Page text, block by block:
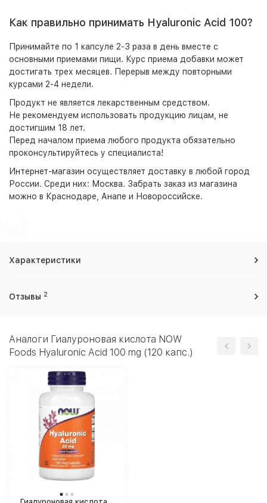
Как правильно принимать Hyaluronic Acid 100?
Принимайте по 1 капсуле 2-3 раза в день вместе с
основными приемами пищи. Курс приема добавки может
достигать трех месяцев. Перерыв между повторными
курсами 2-4 недели.
Продукт не является лекарственным средством.
Не рекомендуем использовать продукцию лицам, не
достигшим 18 лет.
Перед началом приема любого продукта обязательно
проконсультируйтесь у специалиста!
Интернет-магазин осуществляет доставку в любой город
России. Среди них: Москва. Забрать заказ из магазина
можно в Краснодаре, Анапе и Новороссийске.
Характеристики
Отзывы 2
Аналоги Гиалуроновая кислота NOW
Foods Hyaluronic Acid 100 mg (120 капс.)